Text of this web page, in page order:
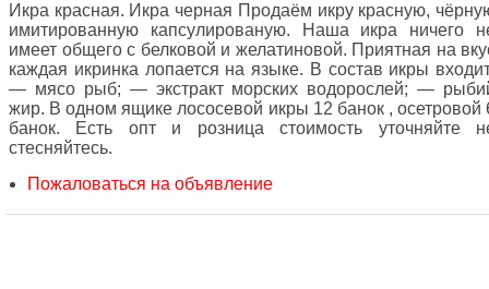
Икра красная. Икра черная Продаём икру красную,
имитированную капсулированую. Наша икра ничего
имеет общего с белковой и желатиновой. Приятная на
каждая икринка лопается на языке. В состав икры
― мясо рыб; ― экстракт морских водорослей; ―
жир. В одном ящике лососевой икры 12 банок , осетровой
банок. Есть опт и розница стоимость уточняйте
стесняйтесь.
Пожаловаться на объявление